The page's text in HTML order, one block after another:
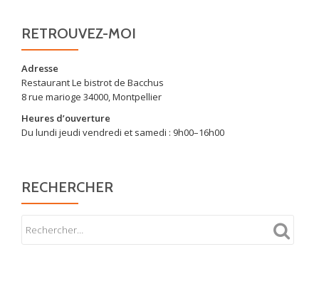
RETROUVEZ-MOI
Adresse
Restaurant Le bistrot de Bacchus
8 rue marioge 34000, Montpellier
Heures d’ouverture
Du lundi jeudi vendredi et samedi : 9h00–16h00
RECHERCHER